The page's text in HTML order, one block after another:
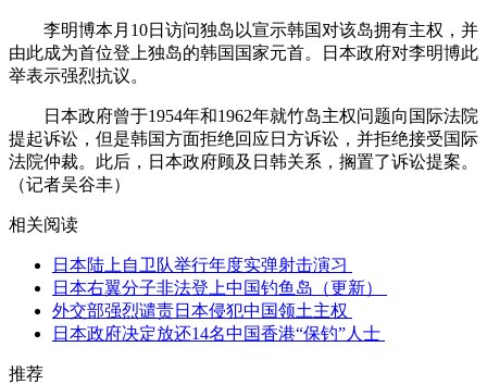
李明博本月10日访问独岛以宣示韩国对该岛拥有主权，并
由此成为首位登上独岛的韩国国家元首。日本政府对李明博此
举表示强烈抗议。
日本政府曾于1954年和1962年就竹岛主权问题向国际法院
提起诉讼，但是韩国方面拒绝回应日方诉讼，并拒绝接受国际
法院仲裁。此后，日本政府顾及日韩关系，搁置了诉讼提案。
（记者吴谷丰）
相关阅读
日本陆上自卫队举行年度实弹射击演习
日本右翼分子非法登上中国钓鱼岛（更新）
外交部强烈谴责日本侵犯中国领土主权
日本政府决定放还14名中国香港“保钓”人士
推荐